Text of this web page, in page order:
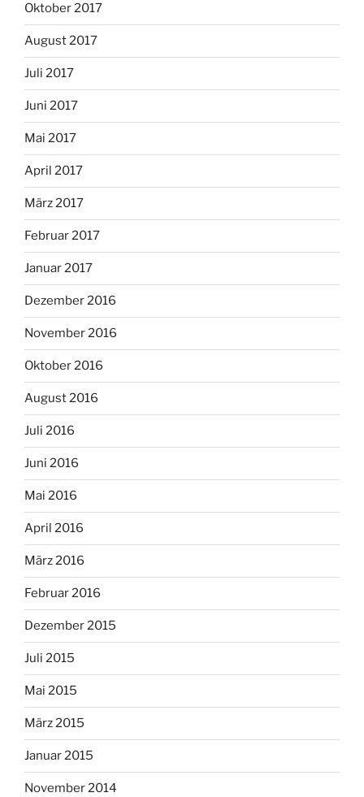
Oktober 2017
August 2017
Juli 2017
Juni 2017
Mai 2017
April 2017
März 2017
Februar 2017
Januar 2017
Dezember 2016
November 2016
Oktober 2016
August 2016
Juli 2016
Juni 2016
Mai 2016
April 2016
März 2016
Februar 2016
Dezember 2015
Juli 2015
Mai 2015
März 2015
Januar 2015
November 2014